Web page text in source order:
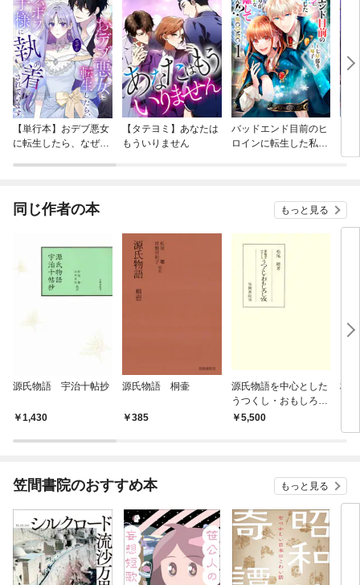
【単行本】おデブ悪女
に転生したら、なぜか
【タテヨミ】あなたは
もういりません
バッドエンド目前のヒ
ロインに転生した私、
同じ作者の本 もっと見る
源氏物語 宇治十帖抄
1,430
源氏物語 桐壷
385
源氏物語を中心とした
うつくし・おもしろし
攷5,500
校
笠間書院のおすすめ本 もっと見る